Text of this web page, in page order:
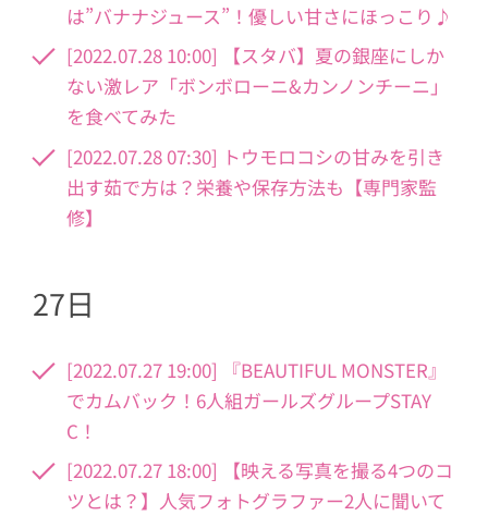
は”バナナジュース”！優しい甘さにほっこり♪
[2022.07.28 10:00] 【スタバ】夏の銀座にしか
ない激レア「ボンボローニ&カンノンチーニ」
を食べてみた
[2022.07.28 07:30] トウモロコシの甘みを引き
出す茹で方は？栄養や保存方法も【専門家監
修】
27日
[2022.07.27 19:00] 『BEAUTIFUL MONSTER』
でカムバック！6人組ガールズグループSTAY
C！
[2022.07.27 18:00] 【映える写真を撮る4つのコ
ツとは？】人気フォトグラファー2人に聞いて